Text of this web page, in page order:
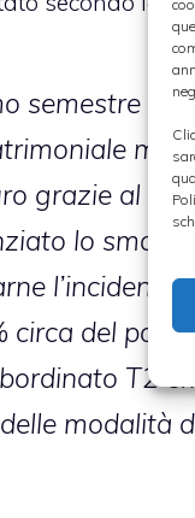
semestre
grazie al
lo
l’incidenza
circa del
T2
modalità